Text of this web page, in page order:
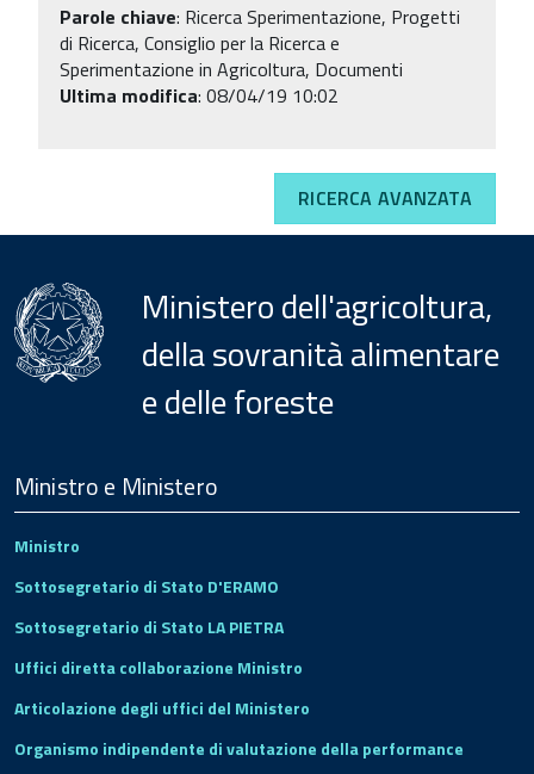
Parole chiave: Ricerca Sperimentazione, Progetti
di Ricerca, Consiglio per la Ricerca e
Sperimentazione in Agricoltura, Documenti
Ultima modifica: 08/04/19 10:02
RICERCA AVANZATA
Ministero dell'agricoltura,
della sovranità alimentare
e delle foreste
Footer
Ministro e Ministero
Ministro
Sottosegretario di Stato D'ERAMO
Sottosegretario di Stato LA PIETRA
Uffici diretta collaborazione Ministro
Articolazione degli uffici del Ministero
Organismo indipendente di valutazione della performance